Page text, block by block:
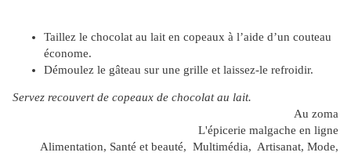
Taillez le chocolat au lait en copeaux à l’aide d’un couteau
économe.
Démoulez le gâteau sur une grille et laissez-le refroidir.
Servez recouvert de copeaux de chocolat au lait.
Au zoma
L'épicerie malgache en ligne
Alimentation, Santé et beauté, Multimédia, Artisanat, Mode,